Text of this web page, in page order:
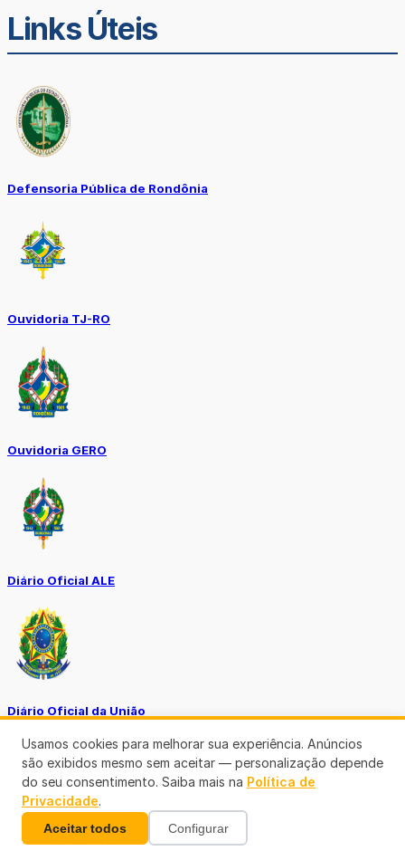
Links Úteis
Defensoria Pública de Rondônia
Ouvidoria TJ-RO
Ouvidoria GERO
Diário Oficial ALE
Diário Oficial da União
Ouvidoria MP-RO
Usamos cookies para melhorar sua experiência. Anúncios
são exibidos mesmo sem aceitar — personalização depende
do seu consentimento. Saiba mais na Política de
Privacidade.
Aceitar todos Configurar